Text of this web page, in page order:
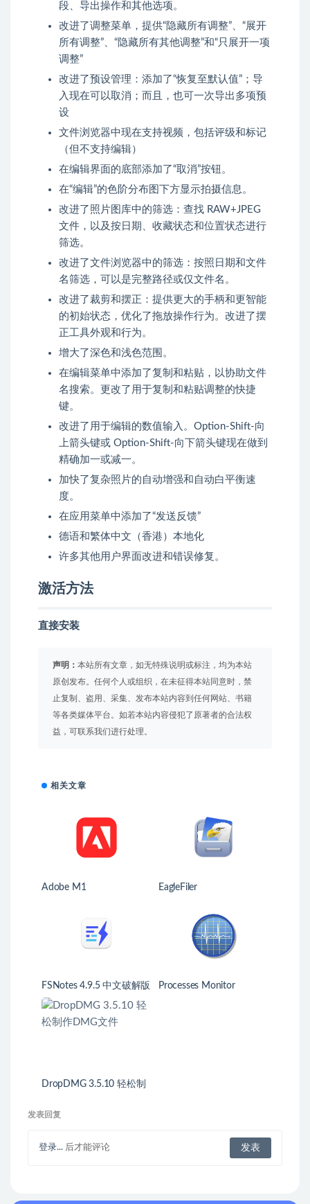
段、导出操作和其他选项。
改进了调整菜单，提供“隐藏所有调整”、“展开
所有调整”、“隐藏所有其他调整”和“只展开一项
调整”
改进了预设管理：添加了“恢复至默认值”；导
入现在可以取消；而且，也可一次导出多项预
设
文件浏览器中现在支持视频，包括评级和标记
（但不支持编辑）
在编辑界面的底部添加了“取消”按钮。
在“编辑”的色阶分布图下方显示拍摄信息。
改进了照片图库中的筛选：查找 RAW+JPEG
文件，以及按日期、收藏状态和位置状态进行
筛选。
改进了文件浏览器中的筛选：按照日期和文件
名筛选，可以是完整路径或仅文件名。
改进了裁剪和摆正：提供更大的手柄和更智能
的初始状态，优化了拖放操作行为。改进了摆
正工具外观和行为。
增大了深色和浅色范围。
在编辑菜单中添加了复制和粘贴，以协助文件
名搜索。更改了用于复制和粘贴调整的快捷
键。
改进了用于编辑的数值输入。Option-Shift-向
上箭头键或 Option-Shift-向下箭头键现在做到
精确加一或减一。
加快了复杂照片的自动增强和自动白平衡速
度。
在应用菜单中添加了“发送反馈”
德语和繁体中文（香港）本地化
许多其他用户界面改进和错误修复。
激活方法
直接安装
声明： 本站所有文章，如无特殊说明或标注，均为本站
原创发布。任何个人或组织，在未征得本站同意时，禁
止复制、盗用、采集、发布本站内容到任何网站、书籍
等各类媒体平台。如若本站内容侵犯了原著者的合法权
益，可联系我们进行处理。
相关文章
Adobe M1 EagleFiler
FSNotes 4.9.5 中文破解版
程序员笔记应用
Processes Monitor
DropDMG 3.5.10 轻松制
发表回复
登录... 后才能评论